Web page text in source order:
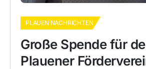
PLAUEN NACHRICHTEN
Große Spende für
Plauener